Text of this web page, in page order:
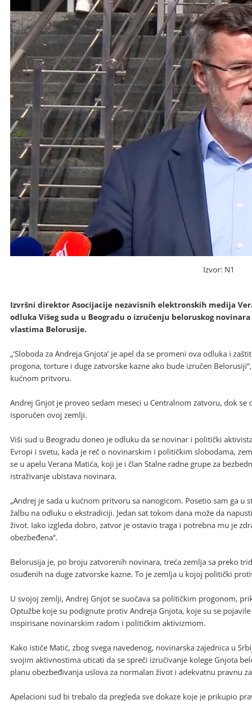
Izvor: N1
Izvršni direktor Asocijacije nezavisnih elektronskih medija
odluka Višeg suda u Beogradu o izručenju beloruskog
vlastima Belorusije.
„‘Sloboda za Andreja Gnjota’ je apel da se promeni ova odluka i
progona, torture i duge zatvorske kazne ako bude izručen
kućnom pritvoru.
Andrej Gnjot je proveo sedam meseci u Centralnom zatvoru, dok
isporučen ovoj zemlji.
Viši sud u Beogradu doneo je odluku da se novinar i politički
Evropi i svetu, kada je reč o novinarskim i političkim slobodama,
se u apelu Verana Matića, koji je i član Stalne radne grupe za
istraživanje ubistava novinara.
„Andrej je sada u kućnom pritvoru sa nanogicom. Posetio sam ga
žalbu na odluku o ekstradiciji. Jedan sat tokom dana može da
život. Iako izgleda dobro, zatvor je ostavio traga i potrebna mu je
obezbeđena“.
Belorusija je, po broju zatvorenih novinara, treća zemlja sa preko
osuđenih na duge zatvorske kazne. To je zemlja u kojoj politički
U svojoj zemlji, Andrej Gnjot se suočava sa političkim progonom,
Optužbe koje su podignute protiv Andreja Gnjota, koje su se
inspirisane novinarskim radom i političkim aktivizmom.
Kako ističe Matić, zbog svega navedenog, novinarska zajednica u
svojim aktivnostima uticati da se spreči izručivanje kolege Gnjota
planu obezbeđivanja uslova za normalan život i adekvatnu pravnu
Apelacioni sud bi trebalo da pregleda sve dokaze koje je prikupio